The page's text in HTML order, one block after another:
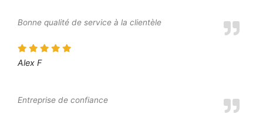
Bonne qualité de service à la clientèle
Alex F
Entreprise de confiance